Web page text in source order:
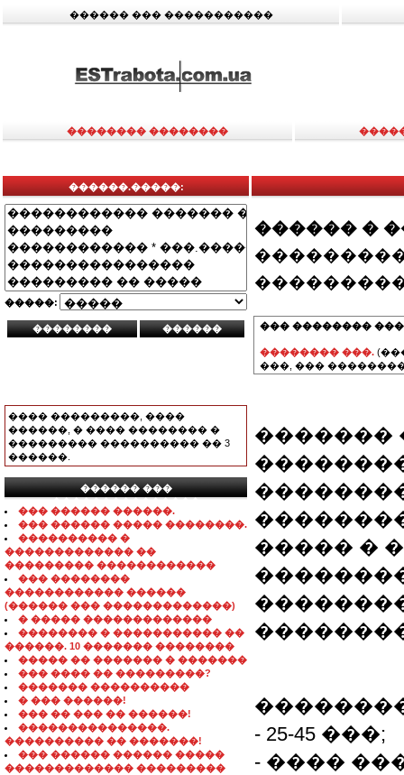
������ ��� �����������
�������� ��������
������.�����:
�����:
���� ���������, ����
������, � ���� �������� �
��������� ���������� �� 3
������.
������ ���
���������������
��� ������ ������.
��� ������ ����� ��������.
���������� �
������������� ��
��������� ������������
��� ��������
������������ ������
(������ ��� �������������)
� ����� �������������
�������� � ����������� ��
������. 10 ������� ��������
����� �� ������� � �������
��� ���� �� ���������?
������� ����������
� ��� ������!
��� �� ��� �� ������!
���������������.
���������� �� �������!
��� ������ ������ �����
������������� ���������
������ �
��� ��������
�������� ���.
���, ���
�������
����� �
- 25-45 ���;
- ����